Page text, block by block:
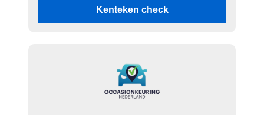
Kenteken check